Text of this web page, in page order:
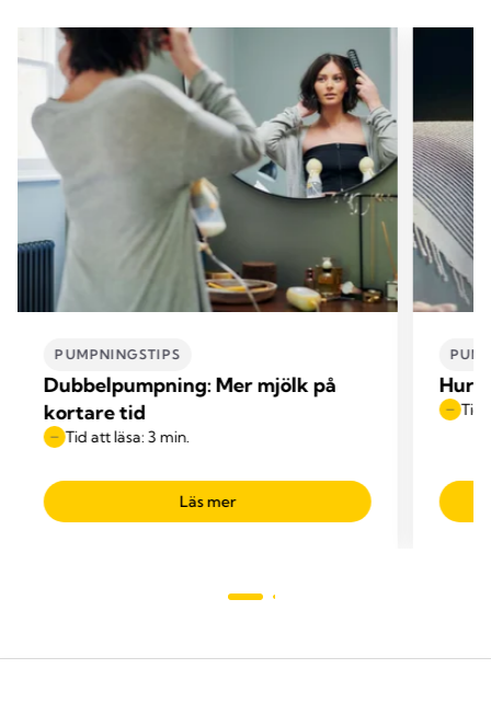
PUMPNINGSTIPS
Dubbelpumpning: Mer mjölk på
kortare tid
Tid att läsa: 3 min.
Läs mer
Hur
Tid